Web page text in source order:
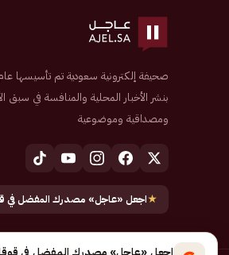
بنشر الأخبار المحلية والمنافسة في سبق
ومصداقية وموضوعية
★اجعل «عاجل» مصدرك المفضل في
اجعل «عاجل» مصدرك المفضل في